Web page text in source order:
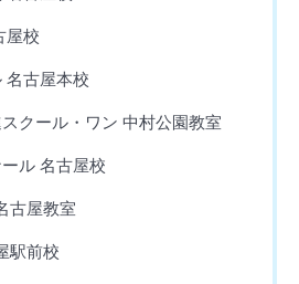
屋校
名古屋本校
クール・ワン 中村公園教室
ル 名古屋校
古屋教室
駅前校